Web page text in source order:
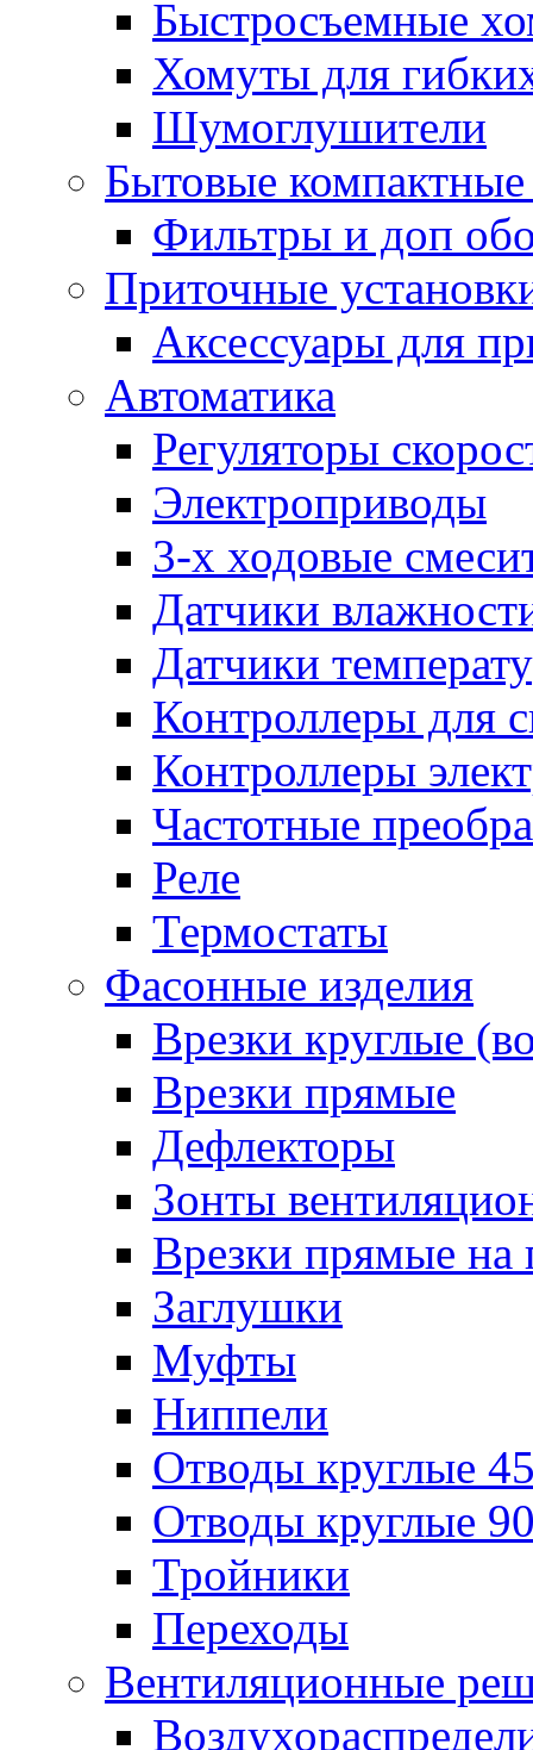
Быстросъемные
Хомуты для
Шумоглушители
Бытовые
Фильтры и доп
Приточные
Аксессуары для
Автоматика
Регуляторы
Электроприводы
3-х ходовые
Датчики
Датчики
Контроллеры для
Контроллеры
Частотные
Реле
Термостаты
Фасонные изделия
Врезки круглые
Врезки прямые
Дефлекторы
Зонты
Врезки прямые на
Заглушки
Муфты
Ниппели
Отводы круглые
Отводы круглые
Тройники
Переходы
Вентиляционные